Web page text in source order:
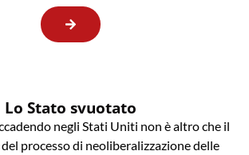
Lo Stato svuotato
negli Stati Uniti non è altro che il
processo di neoliberalizzazione delle